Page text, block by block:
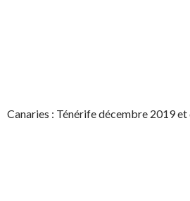
Canaries : Ténérife décembre 2019